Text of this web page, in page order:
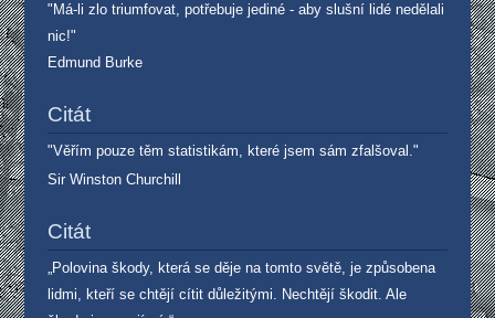
"Má-li zlo triumfovat, potřebuje jediné - aby slušní lidé nedělali
nic!"
Edmund Burke
Citát
"Věřím pouze těm statistikám, které jsem sám zfalšoval."
Sir Winston Churchill
Citát
„Polovina škody, která se děje na tomto světě, je způsobena
lidmi, kteří se chtějí cítit důležitými. Nechtějí škodit. Ale